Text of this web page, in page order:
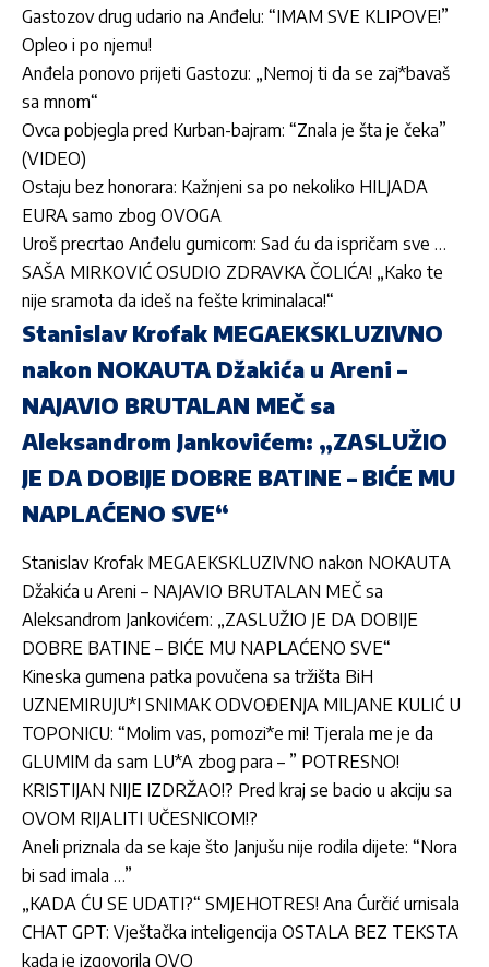
Gastozov drug udario na Anđelu: “IMAM SVE KLIPOVE!”
Opleo i po njemu!
Anđela ponovo prijeti Gastozu: „Nemoj ti da se zaj*bavaš
sa mnom“
Ovca pobjegla pred Kurban-bajram: “Znala je šta je čeka”
(VIDEO)
Ostaju bez honorara: Kažnjeni sa po nekoliko HILJADA
EURA samo zbog OVOGA
Uroš precrtao Anđelu gumicom: Sad ću da ispričam sve …
SAŠA MIRKOVIĆ OSUDIO ZDRAVKA ČOLIĆA! „Kako te
nije sramota da ideš na fešte kriminalaca!“
Stanislav Krofak MEGAEKSKLUZIVNO
nakon NOKAUTA Džakića u Areni –
NAJAVIO BRUTALAN MEČ sa
Aleksandrom Jankovićem: „ZASLUŽIO
JE DA DOBIJE DOBRE BATINE – BIĆE MU
NAPLAĆENO SVE“
Stanislav Krofak MEGAEKSKLUZIVNO nakon NOKAUTA
Džakića u Areni – NAJAVIO BRUTALAN MEČ sa
Aleksandrom Jankovićem: „ZASLUŽIO JE DA DOBIJE
DOBRE BATINE – BIĆE MU NAPLAĆENO SVE“
Kineska gumena patka povučena sa tržišta BiH
UZNEMIRUJU*I SNIMAK ODVOĐENJA MILJANE KULIĆ U
TOPONICU: “Molim vas, pomozi*e mi! Tjerala me je da
GLUMIM da sam LU*A zbog para – ” POTRESNO!
KRISTIJAN NIJE IZDRŽAO!? Pred kraj se bacio u akciju sa
OVOM RIJALITI UČESNICOM!?
Aneli priznala da se kaje što Janjušu nije rodila dijete: “Nora
bi sad imala …”
„KADA ĆU SE UDATI?“ SMJEHOTRES! Ana Ćurčić urnisala
CHAT GPT: Vještačka inteligencija OSTALA BEZ TEKSTA
kada je izgovorila OVO